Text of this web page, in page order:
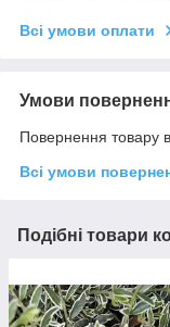
Всі умови оплати
Умови
Повернення товару
Всі умови
Подібні товари